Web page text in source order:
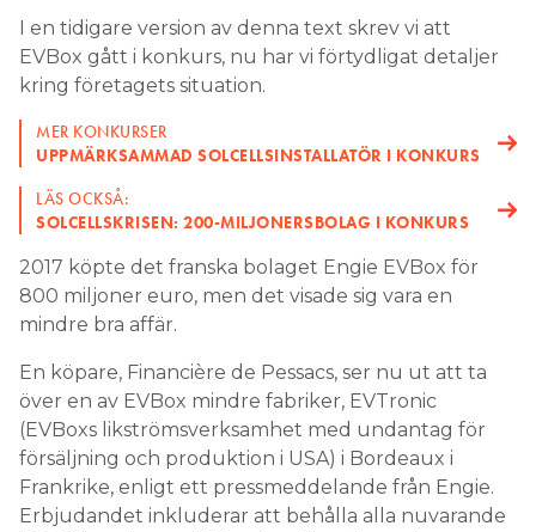
SEARCH
I en tidigare version av denna text skrev vi att
EVBox gått i konkurs, nu har vi förtydligat detaljer
kring företagets situation.
MER KONKURSER
UPPMÄRKSAMMAD SOLCELLSINSTALLATÖR I KONKURS
LÄS OCKSÅ:
SOLCELLSKRISEN: 200-MILJONERSBOLAG I KONKURS
2017 köpte det franska bolaget Engie EVBox för
800 miljoner euro, men det visade sig vara en
mindre bra affär.
En köpare, Financière de Pessacs, ser nu ut att ta
över en av EVBox mindre fabriker, EVTronic
(EVBoxs likströmsverksamhet med undantag för
försäljning och produktion i USA) i Bordeaux i
Frankrike, enligt ett pressmeddelande från Engie.
Erbjudandet inkluderar att behålla alla nuvarande